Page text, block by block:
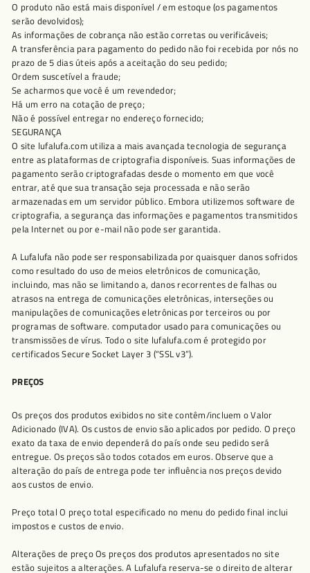
O produto não está mais disponível / em estoque (os pagamentos
serão devolvidos);
As informações de cobrança não estão corretas ou verificáveis;
A transferência para pagamento do pedido não foi recebida por nós no
prazo de 5 dias úteis após a aceitação do seu pedido;
Ordem suscetível a fraude;
Se acharmos que você é um revendedor;
Há um erro na cotação de preço;
Não é possível entregar no endereço fornecido;
SEGURANÇA
O site lufalufa.com utiliza a mais avançada tecnologia de segurança
entre as plataformas de criptografia disponíveis. Suas informações de
pagamento serão criptografadas desde o momento em que você
entrar, até que sua transação seja processada e não serão
armazenadas em um servidor público. Embora utilizemos software de
criptografia, a segurança das informações e pagamentos transmitidos
pela Internet ou por e-mail não pode ser garantida.
A Lufalufa não pode ser responsabilizada por quaisquer danos sofridos
como resultado do uso de meios eletrônicos de comunicação,
incluindo, mas não se limitando a, danos recorrentes de falhas ou
atrasos na entrega de comunicações eletrônicas, interseções ou
manipulações de comunicações eletrônicas por terceiros ou por
programas de software. computador usado para comunicações ou
transmissões de vírus. Todo o site lufalufa.com é protegido por
certificados Secure Socket Layer 3 (“SSL v3”).
PREÇOS
Os preços dos produtos exibidos no site contêm/incluem o Valor
Adicionado (IVA). Os custos de envio são aplicados por pedido. O preço
exato da taxa de envio dependerá do país onde seu pedido será
entregue. Os preços são todos cotados em euros. Observe que a
alteração do país de entrega pode ter influência nos preços devido
aos custos de envio.
Preço total O preço total especificado no menu do pedido final inclui
impostos e custos de envio.
Alterações de preço Os preços dos produtos apresentados no site
estão sujeitos a alterações. A Lufalufa reserva-se o direito de alterar